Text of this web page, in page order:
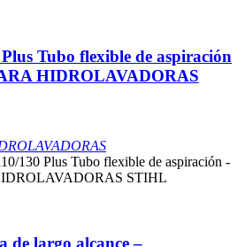
Tubo flexible de aspiración
HIDROLAVADORAS
130 Plus Tubo flexible de aspiración -
STIHL